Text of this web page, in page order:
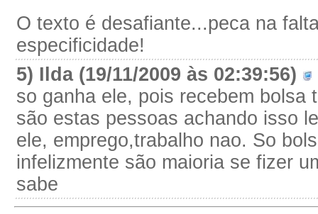
O texto é desafiante...peca na
especificidade!
5) Ilda (19/11/2009 às 02:39:56)
so ganha ele, pois recebem bolsa
são estas pessoas achando isso
ele, emprego,trabalho nao. So
infelizmente são maioria se fizer
sabe